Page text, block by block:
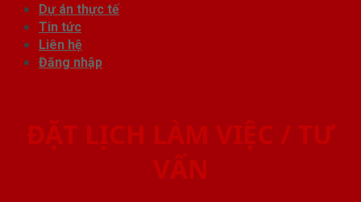
Dự án thực tế
Tin tức
Liên hệ
Đăng nhập
ĐẶT LỊCH LÀM VIỆC / TƯ
VẤN